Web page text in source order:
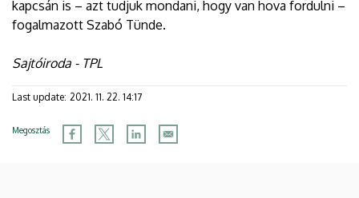
kapcsán is – azt tudjuk mondani, hogy van hova fordulni –
fogalmazott Szabó Tünde.
Sajtóiroda - TPL
Last update: 2021. 11. 22. 14:17
Megosztás